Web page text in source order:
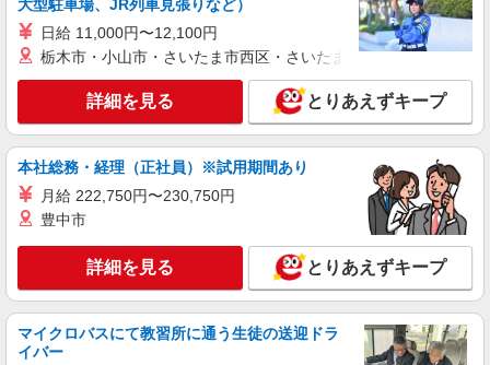
ます。沖縄県豊見城市豊崎1-188 沖縄アウトレット
モールあしびなー 1F
キープ 詳細を見る
アルバイト 契約社員
アルマーニ アウトレット
販売スタッフ
アルバイト：時給1,050円〜1,400円 契約社
員：月給183,000円〜250,000円 ※経験・能力によ
り異なる ※試用期間3〜6ヵ月は同様 ※経験・能
力により優遇します。
沖縄県豊見城市豊崎1-188 沖縄アウトレット
モールあしびなー 1F
キープ 詳細を見る
大型駐車場、JR列車見張りなど）
日給 11,000円〜12,100円
栃木市・小山市・さいたま市西区・さいたま市岩槻区・久喜市・
詳細を見る とりあえずキープ
本社総務・経理（正社員）※試用期間あり
月給 222,750円〜230,750円
豊中市
詳細を見る とりあえずキープ
マイクロバスにて教習所に通う生徒の送迎ドラ
イバー